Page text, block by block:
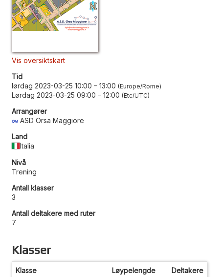
Vis oversiktskart
Tid
lørdag 2023-03-25 10:00 – 13:00 Europe/Rome
Lørdag 2023-03-25 09:00 – 12:00 Etc/UTC
Arrangører
ASD Orsa Maggiore
Land
Italia
Nivå
Trening
Antall klasser
3
Antall deltakere med ruter
7
Klasser
Klasse Løypelengde Deltakere